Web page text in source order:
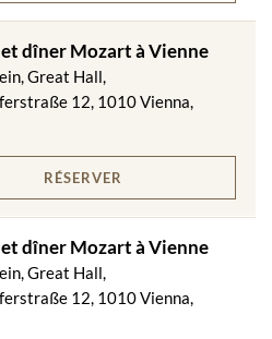
de dîner et de concert
(Non applicable aux billets
dîner Mozart à Vienne
Great Hall,
12, 1010 Vienna,
RÉSERVER
dîner Mozart à Vienne
Great Hall,
12, 1010 Vienna,